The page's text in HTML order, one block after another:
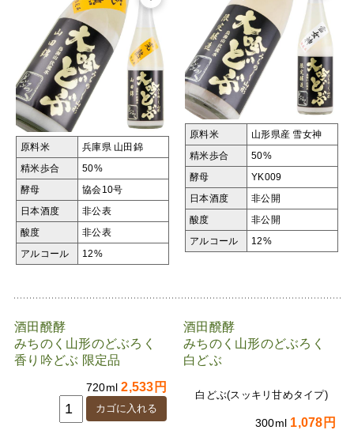
原料米 兵庫県 山田錦
精米歩合 50%
酵母 協会10号
日本酒度 非公表
酸度 非公表
アルコール 12%
原料米 山形県産 雪女神
精米歩合 50%
酵母 YK009
日本酒度 非公開
酸度 非公開
アルコール 12%
酒田醗酵
みちのく山形のどぶろく
香り吟どぶ 限定品
720ml2,533円
酒田醗酵
みちのく山形のどぶろく
白どぶ
白どぶ(スッキリ甘めタイプ)
300ml 1,078円